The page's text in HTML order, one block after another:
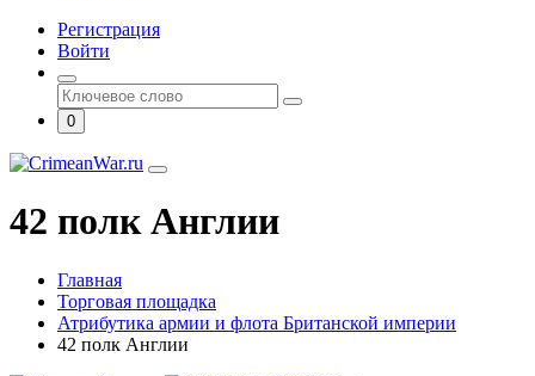
Регистрация
Войти
0
42 полк Англии
Главная
Торговая площадка
Атрибутика армии и флота Британской империи
42 полк Англии